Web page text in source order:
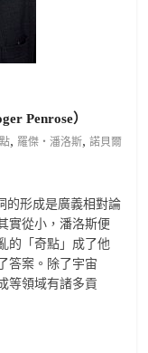
Penrose）
, 羅傑・潘洛斯,諾貝爾
的形成是廣義相對論
實從小，潘洛斯便
的「奇點」成了他
答案。除了宇宙
等領域有諸多貢